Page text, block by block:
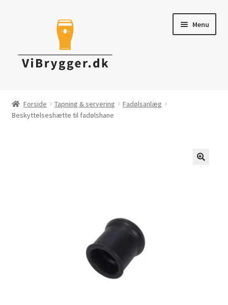
Menu
Råvarer & ingredienser
Forside Tapning & servering
Fadølsanlæg
Beskyttelseshætte til fadølshane